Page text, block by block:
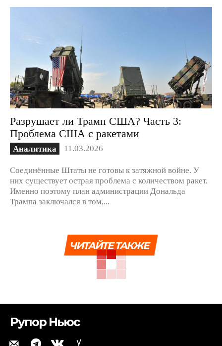
Разрушает ли Трамп США? Часть 3:
Проблема США с ракетами
Аналитика 11.03.2026
Соединённые Штаты не готовы к затяжной войне. У
них существует острая проблема с количеством ракет.
Именно поэтому план администрации Дональда
Трампа заключался в том,...
ЧИТАЙТЕ ТАКЖЕ
Рупор Ньюс